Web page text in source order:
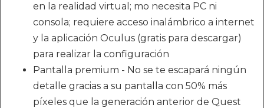
en la realidad virtual; mo necesita PC ni
consola; requiere acceso inalámbrico a internet
y la aplicación Oculus (gratis para descargar)
para realizar la configuración
Pantalla premium - No se te escapará ningún
detalle gracias a su pantalla con 50% más
píxeles que la generación anterior de Quest